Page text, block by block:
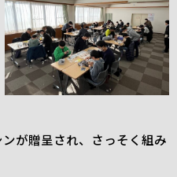
が贈呈され、さっそく組み